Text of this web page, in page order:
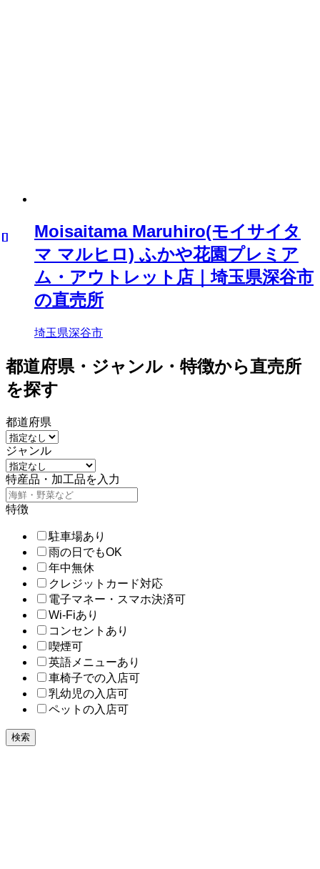
Moisaitama Maruhiro(モイサイタ
マ マルヒロ) ふかや花園プレミア
ム・アウトレット店｜埼玉県深谷市
の直売所
埼玉県深谷市
都道府県・ジャンル・特徴から直売所
を探す
都道府県
ジャンル
特産品・加工品を入力
特徴
駐車場あり
雨の日でもOK
年中無休
クレジットカード対応
電子マネー・スマホ決済可
Wi-Fiあり
コンセントあり
喫煙可
英語メニューあり
車椅子での入店可
乳幼児の入店可
ペットの入店可
検索